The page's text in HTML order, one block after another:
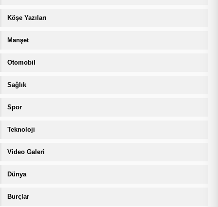
Köşe Yazıları
Manşet
Otomobil
Sağlık
Spor
Teknoloji
Video Galeri
Dünya
Burçlar